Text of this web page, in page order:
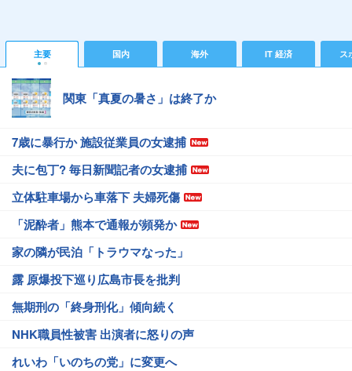
主要 国内 海外 IT 経済 ス
関東「真夏の暑さ」は終了か
7歳に暴行か 施設従業員の女逮捕
夫に包丁? 毎日新聞記者の女逮捕
立体駐車場から車落下 夫婦死傷
「泥酔者」熊本で通報が頻発か
家の隣が民泊「トラウマなった」
露 原爆投下巡り広島市長を批判
無期刑の「終身刑化」傾向続く
NHK職員性被害 出演者に怒りの声
れいわ「いのちの党」に変更へ